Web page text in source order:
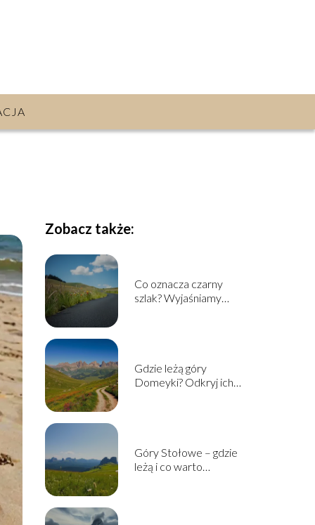
Zobacz także:
Co oznacza czarny
szlak? Wyjaśniamy
Gdzie leżą góry
Domeyki? Odkryj ich
Góry Stołowe – gdzie
leżą i co warto